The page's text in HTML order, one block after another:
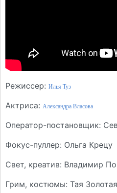
Режиссер: Илья Туз
Актриса: Александра Власова
Оператор-постановщик:
Фокус-пуллер: Ольга Крецу
Свет, креатив: Владимир
Грим, костюмы: Тая Золотая